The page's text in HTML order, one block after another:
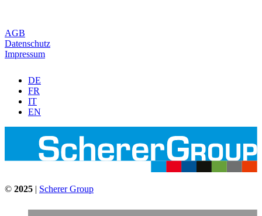
AGB
Datenschutz
Impressum
DE
FR
IT
EN
© 2025 | Scherer Group